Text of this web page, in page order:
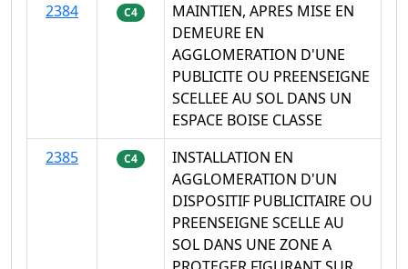
2384
C4
MAINTIEN, APRES MISE EN
DEMEURE EN
AGGLOMERATION D'UNE
PUBLICITE OU PREENSEIGNE
SCELLEE AU SOL DANS UN
ESPACE BOISE CLASSE
2385
C4
INSTALLATION EN
AGGLOMERATION D'UN
DISPOSITIF PUBLICITAIRE OU
PREENSEIGNE SCELLE AU
SOL DANS UNE ZONE A